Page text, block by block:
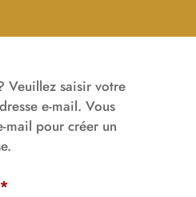
Veuillez saisir votre
e-mail. Vous
mail pour créer un
*Obligatoire